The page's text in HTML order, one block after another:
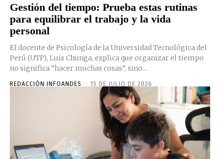
Gestión del tiempo: Prueba estas rutinas
para equilibrar el trabajo y la vida
personal
El docente de Psicología de la Universidad Tecnológica del
Perú (UTP), Luis Chunga, explica que organizar el tiempo
no significa “hacer muchas cosas”, sino...
REDACCIÓN INFOANDES - 15 DE JULIO DE 2026